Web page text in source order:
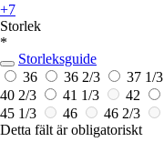
+7
Storlek
*
Storleksguide
36
36 2/3 37 1/3
40 2/3
41 1/3 42
45 1/3
46 46 2/3
Detta fält är obligatoriskt